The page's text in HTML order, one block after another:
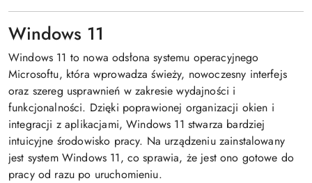
Windows 11
Windows 11 to nowa odsłona systemu operacyjnego
Microsoftu, która wprowadza świeży, nowoczesny interfejs
oraz szereg usprawnień w zakresie wydajności i
funkcjonalności. Dzięki poprawionej organizacji okien i
integracji z aplikacjami, Windows 11 stwarza bardziej
intuicyjne środowisko pracy. Na urządzeniu zainstalowany
jest system Windows 11, co sprawia, że jest ono gotowe do
pracy od razu po uruchomieniu.